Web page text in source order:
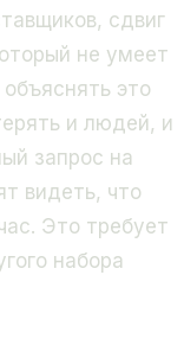
сдвиг
не умеет
это
и людей, и
запрос на
видеть, что
Это требует
набора